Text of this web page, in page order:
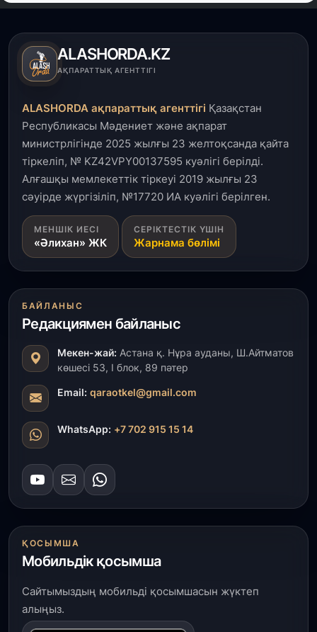
Кинопоиск Қазақстан азаматтарының ең
31 шілде, 2026
Ақмола облысындағы кездесуде кәсіпкерлер мен
31 шілде, 2026
ҚР Президенті Орталық Азия елдеріне
ұзақмерзімді ынтымақтастық жоспарын әзірлеуді
ұсынды
31 шілде, 2026
«Ауыл аманаты»: Түркістанда 30,2 млрд теңгеге
4 223 жоба қаржыландырылды
Президент тапсырмасы орындалды: Шардара
толық ауыз сумен қамтылды
30 шілде, 2026
Түркістанда «Арыс-2» және Темір ауылының
Қордайлық қыз-келіншектер ұлттық нақыштағы
креативті бұйымдар шығаруда
29 шілде, 2026
акциясы өтті
29 шілде, 2026
Қордай ауданында 400-ге жуық бала ұлттық
29 шілде, 2026
ALASHORDA.KZ
АҚПАРАТТЫҚ АГЕНТТІГІ
ALASHORDA ақпараттық агенттігі Қазақстан
Республикасы Мәдениет және ақпарат
министрлігінде 2025 жылғы 23 желтоқсанда қайта
тіркеліп, № KZ42VPY00137595 куәлігі берілді.
Алғашқы мемлекеттік тіркеуі 2019 жылғы 23
сәуірде жүргізіліп, №17720 ИА куәлігі берілген.
МЕНШІК ИЕСІ
«Әлихан» ЖК
СЕРІКТЕСТІК ҮШІН
Жарнама бөлімі
БАЙЛАНЫС
Редакциямен байланыс
Мекен-жай: Астана қ. Нұра ауданы, Ш.Айтматов
көшесі 53, І блок, 89 пәтер
Email: qaraotkel@gmail.com
WhatsApp: +7 702 915 15 14
ҚОСЫМША
Мобильдік қосымша
Сайтымыздың мобильді қосымшасын жүктеп
алыңыз.